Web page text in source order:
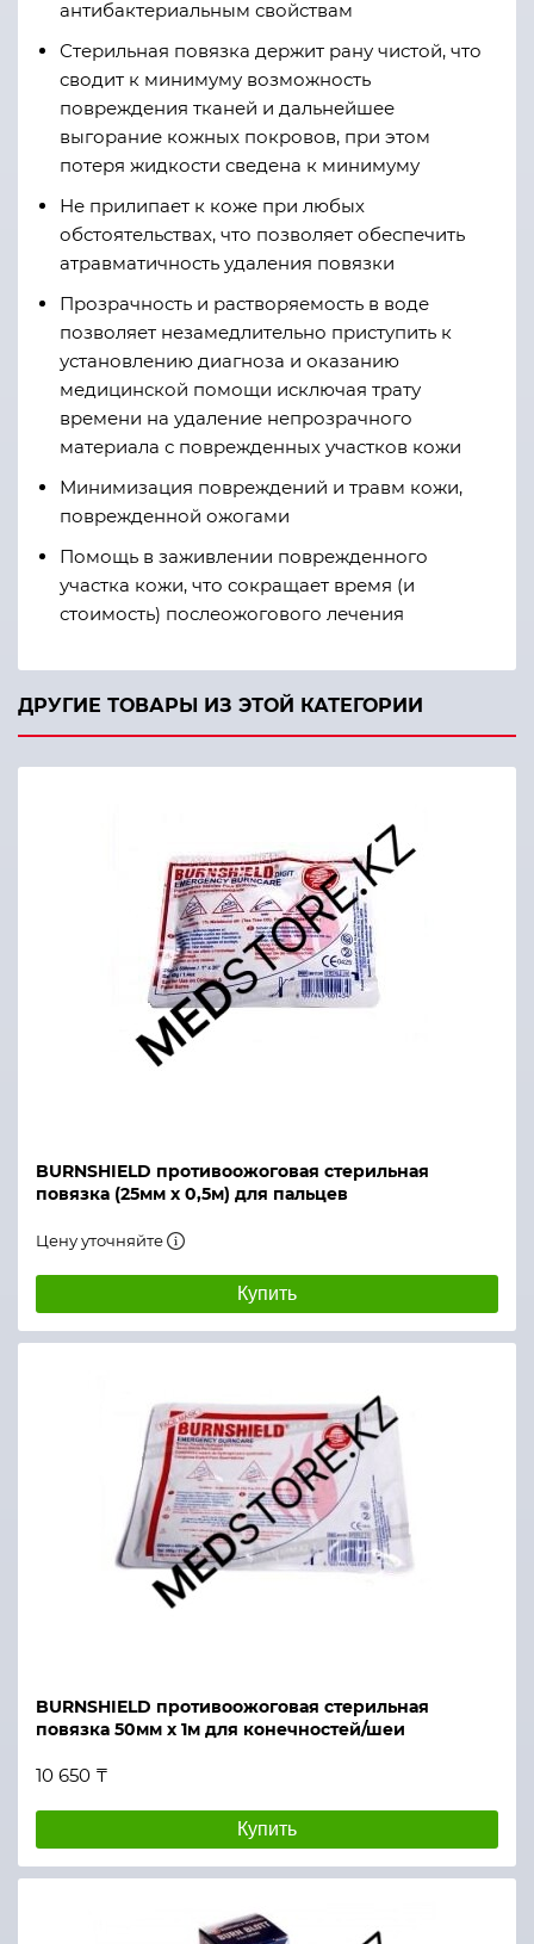
антибактериальным свойствам
Стерильная повязка держит рану чистой, что
сводит к минимуму возможность
повреждения тканей и дальнейшее
выгорание кожных покровов, при этом
потеря жидкости сведена к минимуму
Не прилипает к коже при любых
обстоятельствах, что позволяет обеспечить
атравматичность удаления повязки
Прозрачность и растворяемость в воде
позволяет незамедлительно приступить к
установлению диагноза и оказанию
медицинской помощи исключая трату
времени на удаление непрозрачного
материала с поврежденных участков кожи
Минимизация повреждений и травм кожи,
поврежденной ожогами
Помощь в заживлении поврежденного
участка кожи, что сокращает время (и
стоимость) послеожогового лечения
ДРУГИЕ ТОВАРЫ ИЗ ЭТОЙ КАТЕГОРИИ
BURNSHIELD противоожоговая стерильная
повязка (25мм х 0,5м) для пальцев
Цену уточняйте
Купить
BURNSHIELD противоожоговая стерильная
повязка 50мм х 1м для конечностей/шеи
10 650 ₸
Купить